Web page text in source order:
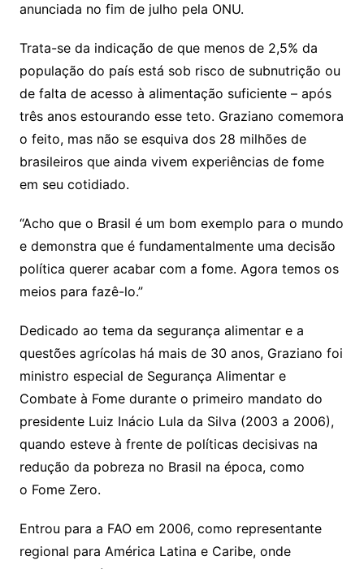
anunciada no fim de julho pela ONU.
Trata-se da indicação de que menos de 2,5% da
população do país está sob risco de subnutrição ou
de falta de acesso à alimentação suficiente – após
três anos estourando esse teto. Graziano comemora
o feito, mas não se esquiva dos 28 milhões de
brasileiros que ainda vivem experiências de fome
em seu cotidiado.
“Acho que o Brasil é um bom exemplo para o mundo
e demonstra que é fundamentalmente uma decisão
política querer acabar com a fome. Agora temos os
meios para fazê-lo.”
Dedicado ao tema da segurança alimentar e a
questões agrícolas há mais de 30 anos, Graziano foi
ministro especial de Segurança Alimentar e
Combate à Fome durante o primeiro mandato do
presidente Luiz Inácio Lula da Silva (2003 a 2006),
quando esteve à frente de políticas decisivas na
redução da pobreza no Brasil na época, como
o Fome Zero.
Entrou para a FAO em 2006, como representante
regional para América Latina e Caribe, onde